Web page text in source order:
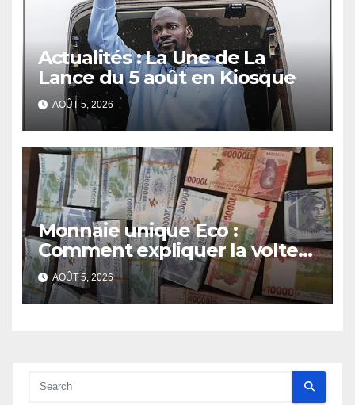
Actualités : La Une de La
Lance du 5 août en Kiosque
AOÛT 5, 2026
Monnaie unique Eco :
Comment expliquer la volte-
face de la Guinée
AOÛT 5, 2026